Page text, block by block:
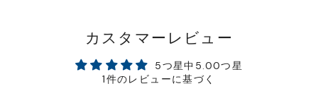
- 在庫 - △
- 在庫 -△
カスタマーレビュー
5つ星中5.00つ星
1件のレビューに基づく